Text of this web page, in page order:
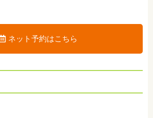
ネット予約はこちら